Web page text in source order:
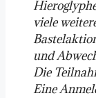
viele
und
Die
Eine